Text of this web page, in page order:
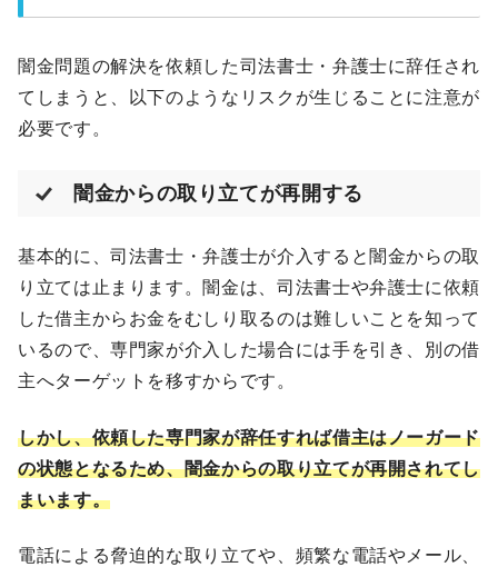
闇金問題の解決を依頼した司法書士・弁護士に辞任され
てしまうと、以下のようなリスクが生じることに注意が
必要です。
闇金からの取り立てが再開する
基本的に、司法書士・弁護士が介入すると闇金からの取
り立ては止まります。闇金は、司法書士や弁護士に依頼
した借主からお金をむしり取るのは難しいことを知って
いるので、専門家が介入した場合には手を引き、別の借
主へターゲットを移すからです。
しかし、依頼した専門家が辞任すれば借主はノーガード
の状態となるため、闇金からの取り立てが再開されてし
まいます。
電話による脅迫的な取り立てや、頻繁な電話やメール、